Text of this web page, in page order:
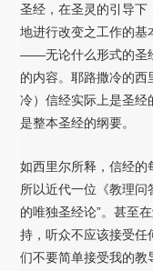
圣经，在圣灵的引导下
地进行改变之工作的基
——无论什么形式的圣
的内容。耶路撒冷的
冷）信经实际上是圣经
是整本圣经的纲要。
如西里尔所释，信经的
所以近代一位《教理问
的唯独圣经论”。甚至
持，听众不应该接受任
们不要简单接受我的教